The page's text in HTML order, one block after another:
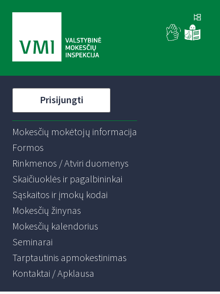
Prisijungti
Mokesčių mokėtojų informacija
Formos
Rinkmenos / Atviri duomenys
Skaičiuoklės ir pagalbininkai
Sąskaitos ir įmokų kodai
Mokesčių žinynas
Mokesčių kalendorius
Seminarai
Tarptautinis apmokestinimas
Kontaktai / Apklausa